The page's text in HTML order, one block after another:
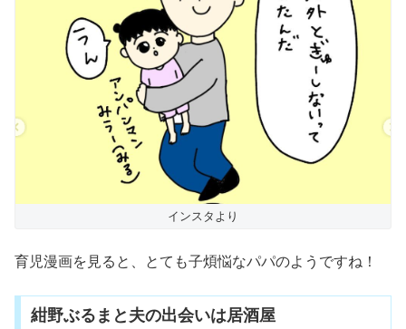
インスタより
育児漫画を見ると、とても子煩悩なパパのようですね！
紺野ぶるまと夫の出会いは居酒屋